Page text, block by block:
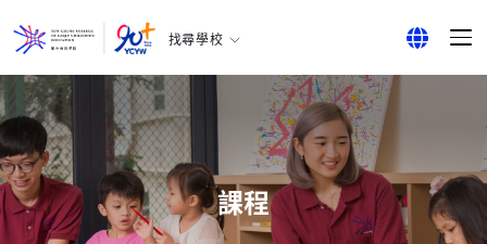
找尋學校
所有耀中耀華學校
English
繁體中文
简体中文
課程